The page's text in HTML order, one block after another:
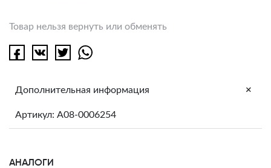
Товар нельзя вернуть или обменять
Дополнительная информация +
Артикул: A08-0006254
АНАЛОГИ